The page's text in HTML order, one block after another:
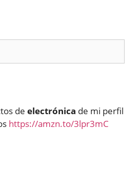
de electrónica de mi perfil
https://amzn.to/3lpr3mC